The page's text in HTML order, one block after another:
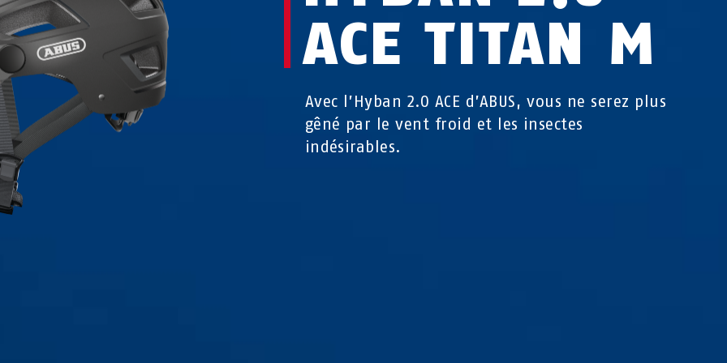
ACE TITAN M
Avec l’Hyban 2.0 ACE d’ABUS, vous ne serez plus
gêné par le vent froid et les insectes
indésirables.